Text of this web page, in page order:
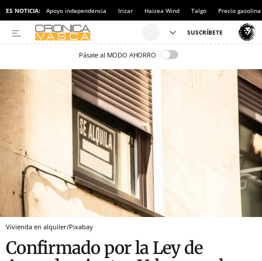
ES NOTICIA: Apoyo independencia Irizar Haizea Wind Talgo Precio gasolina
Pásate al MODO AHORRO
Vivienda en alquiler/Pixabay
Confirmado por la Ley de